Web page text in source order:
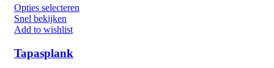
Opties selecteren
Snel bekijken
Add to wishlist
Tapasplank